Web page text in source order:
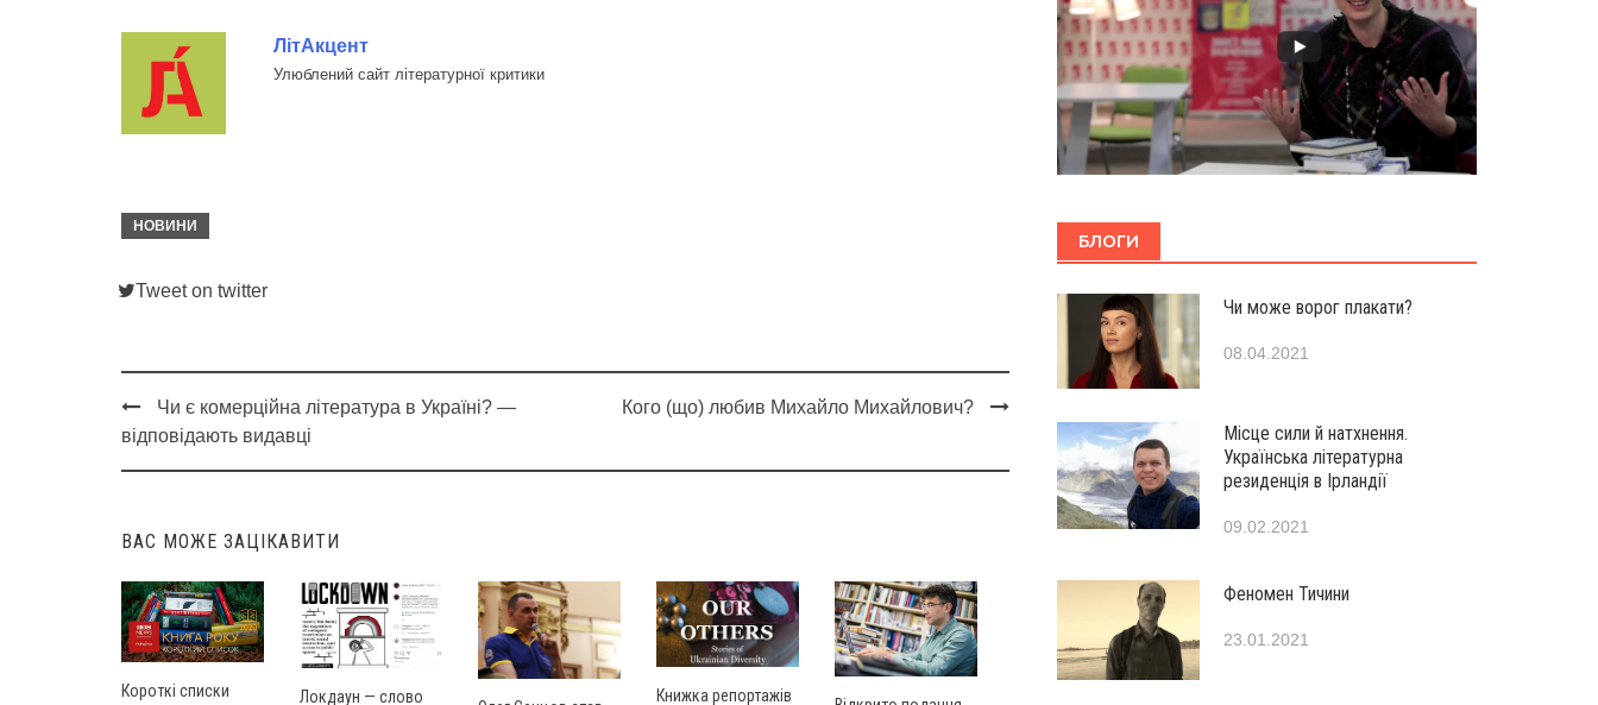
ЛітАкцент
Улюблений сайт літературної критики
НОВИНИ
Tweet on twitter
Post
navigation
Чи є комерційна література в Україні? —
відповідають видавці
Кого (що) любив Михайло Михайлович?
ВАС МОЖЕ ЗАЦІКАВИТИ
Короткі списки
Локдаун — слово
Книжка репортажів
БЛОГИ
Чи може ворог плакати?
08.04.2021
Місце сили й натхнення.
Українська літературна
резиденція в Ірландії
09.02.2021
Феномен Тичини
23.01.2021